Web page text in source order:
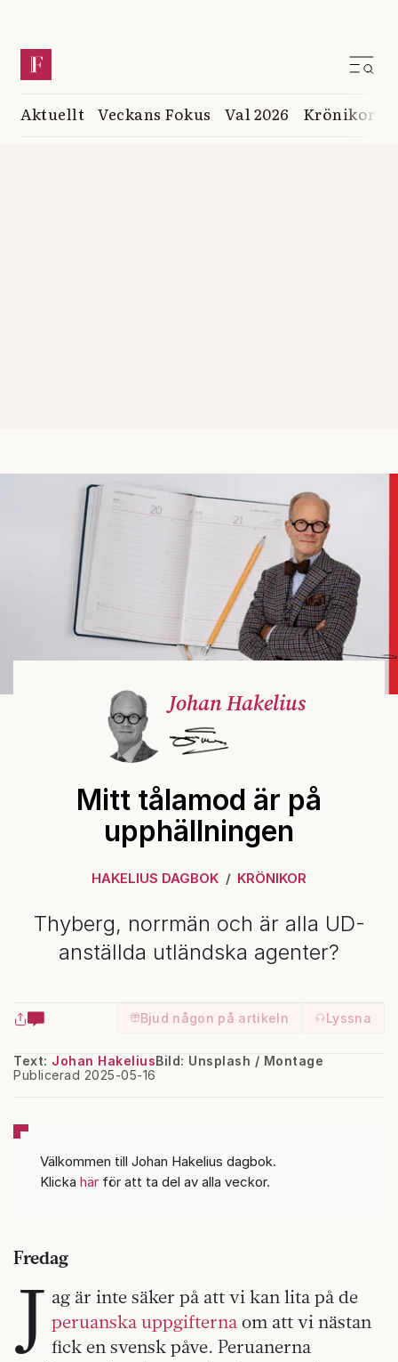
Aktuellt Veckans Fokus Val 2026 Krönikor
Johan Hakelius
Mitt tålamod är på
upphällningen
HAKELIUS DAGBOK KRÖNIKOR
Thyberg, norrmän och är alla UD-
anställda utländska agenter?
Bjud någon på artikeln Lyssna
Text: Johan Hakelius
Publicerad 2025-05-16
Bild: Unsplash / Montage
Välkommen till Johan Hakelius dagbok.
Klicka här för att ta del av alla veckor.
Fredag
J ag är inte säker på att vi kan lita på de
peruanska uppgifterna om att vi nästan
fick en svensk påve. Peruanerna